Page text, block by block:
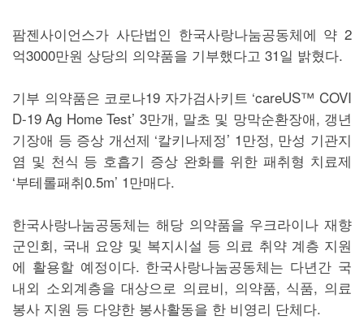
팜젠사이언스가 사단법인 한국사랑나눔공동체에 약 2
억3000만원 상당의 의약품을 기부했다고 31일 밝혔다.
기부 의약품은 코로나19 자가검사키트 ‘careUS™ COVI
D-19 Ag Home Test’ 3만개, 말초 및 망막순환장애, 갱년
기장애 등 증상 개선제 ‘칼키나제정’ 1만정, 만성 기관지
염 및 천식 등 호흡기 증상 완화를 위한 패취형 치료제
‘부테롤패취0.5m’ 1만매다.
한국사랑나눔공동체는 해당 의약품을 우크라이나 재향
군인회, 국내 요양 및 복지시설 등 의료 취약 계층 지원
에 활용할 예정이다. 한국사랑나눔공동체는 다년간 국
내외 소외계층을 대상으로 의료비, 의약품, 식품, 의료
봉사 지원 등 다양한 봉사활동을 한 비영리 단체다.